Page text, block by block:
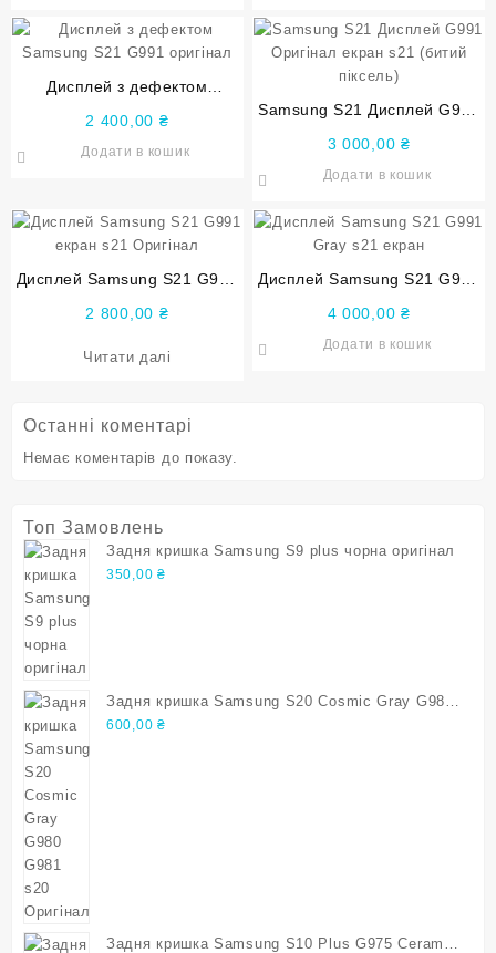
Останні коментарі
Немає коментарів до показу.
Дисплей з дефектом
2 400,00 ₴
Додати в кошик
Samsung S21 Дисплей G991
піксель)
3 000,00 ₴
Додати в кошик
Дисплей Samsung S21 G991
2 800,00 ₴
Читати далі
Дисплей Samsung S21 G991
4 000,00 ₴
Додати в кошик
Топ Замовлень
Задня кришка Samsung S9 plus чорна оригінал
350,00 ₴
Задня кришка Samsung S20 Cosmic Gray G980
G981 s20 Оригінал
600,00 ₴
Задня кришка Samsung S10 Plus G975 Ceramic